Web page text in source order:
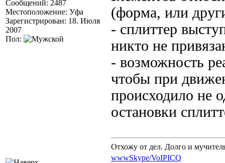
Сообщений: 2487
Местоположение: Уфа
Зарегистрирован: 18. Июля
2007
Пол:
(форма, или
- сплиттер
никто не
- возможность
чтобы при
происходило не
остановки
Отхожу от дел. Долго и
wwwSkype/VoIPICQ